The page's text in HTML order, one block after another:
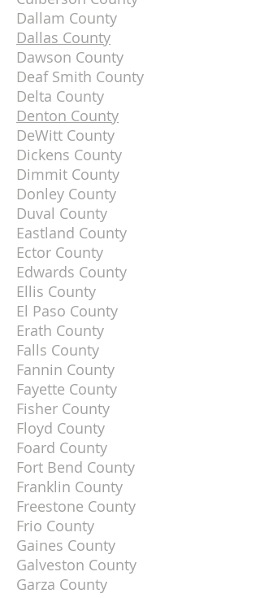
Dallam County
Dallas County
Dawson County
Deaf Smith County
Delta County
Denton County
DeWitt County
Dickens County
Dimmit County
Donley County
Duval County
Eastland County
Ector County
Edwards County
Ellis County
El Paso County
Erath County
Falls County
Fannin County
Fayette County
Fisher County
Floyd County
Foard County
Fort Bend County
Franklin County
Freestone County
Frio County
Gaines County
Galveston County
Garza County